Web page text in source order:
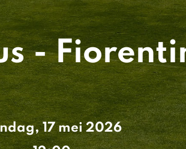
-
17 mei 2026